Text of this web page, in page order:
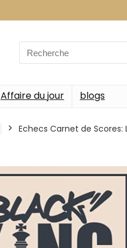
Search
for:
Affaire du jour blogs
Echecs Carnet de